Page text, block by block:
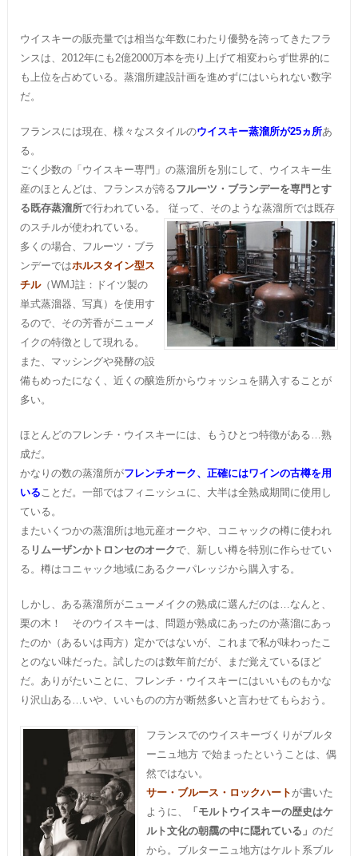
ウイスキーの販売量では相当な年数にわたり優勢を誇ってきたフラ
ンスは、2012年にも2億2000万本を売り上げて相変わらず世界的に
も上位を占めている。蒸溜所建設計画を進めずにはいられない数字
だ。
フランスには現在、様々なスタイルのウイスキー蒸溜所が25ヵ所あ
る。
ごく少数の「ウイスキー専門」の蒸溜所を別にして、ウイスキー生
産のほとんどは、フランスが誇るフルーツ・ブランデーを専門とす
る既存蒸溜所で行われている。
従って、そのような蒸溜所では既存
のスチルが使われている。
多くの場合、フルーツ・ブラ
ンデーではホルスタイン型ス
チル（WMJ註：ドイツ製の
単式蒸溜器、写真）を使用す
るので、その芳香がニューメ
イクの特徴として現れる。
また、マッシングや発酵の設
備もめったになく、近くの醸造所からウォッシュを購入することが
多い。
ほとんどのフレンチ・ウイスキーには、もうひとつ特徴がある…熟
成だ。
かなりの数の蒸溜所がフレンチオーク、正確にはワインの古樽を用
いる ことだ。一部ではフィニッシュに、大半は全熟成期間に使用し
ている。
またいくつかの蒸溜所は地元産オークや、コニャックの樽に使われ
る リムーザンかトロンセのオーク で、新しい樽を特別に作らせてい
る。樽はコニャック地域にあるクーパレッジから購入する。
しかし、ある蒸溜所がニューメイクの熟成に選んだのは…なんと、
栗の木！ そのウイスキーは、問題が熟成にあったのか蒸溜にあっ
たのか（あるいは両方）定かではないが、これまで私が味わったこ
とのない味だった。試したのは数年前だが、まだ覚えているほど
だ。ありがたいことに、フレンチ・ウイスキーにはいいものもかな
り沢山ある…いや、いいものの方が断然多いと言わせてもらおう。
フランスでのウイスキーづくりがブルタ
ーニュ地方 で始まったということは、偶
然ではない。
サー・ブルース・ロックハート が書いた
ように、
「モルトウイスキーの歴史はケ
ルト文化の朝靄の中に隠れている」 のだ
から。ブルターニュ地方はケルト系ブル